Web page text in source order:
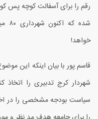
رقم را برای آسفالت کوچه پس
شده که اکنون شهرداری ۸۰
خواهد!
قاسم پور با بیان اینکه این
شهردار کرج تدبیری را
سیاست بودجه مشخصی را در